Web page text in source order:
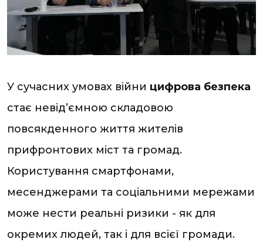
У сучасних умовах війни цифрова безпека
стає невід’ємною складовою
повсякденного життя жителів
прифронтових міст та громад.
Користування смартфонами,
месенджерами та соціальними мережами
може нести реальні ризики - як для
окремих людей, так і для всієї громади.